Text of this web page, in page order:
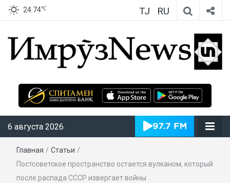
24.74℃ TJ RU
ИмрӯзNews
6 августа 2026
Главная / Статьи /
Постсоветское пространство остается вулканом, который
после распада СССР извергает войны